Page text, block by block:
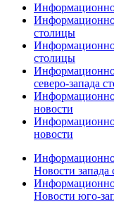
столицы
столицы
северо-запада
новости
новости
Новости запада
Новости юго-